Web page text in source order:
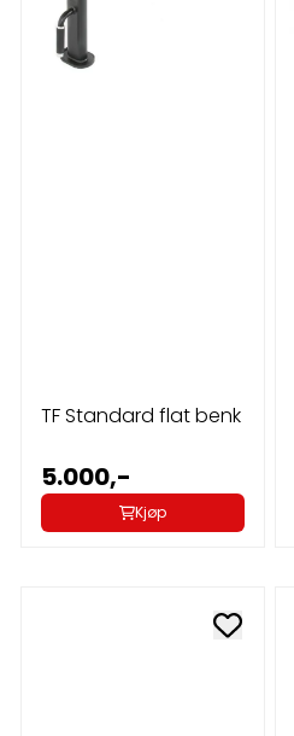
TF Standard flat benk
5.000,-
Kjøp